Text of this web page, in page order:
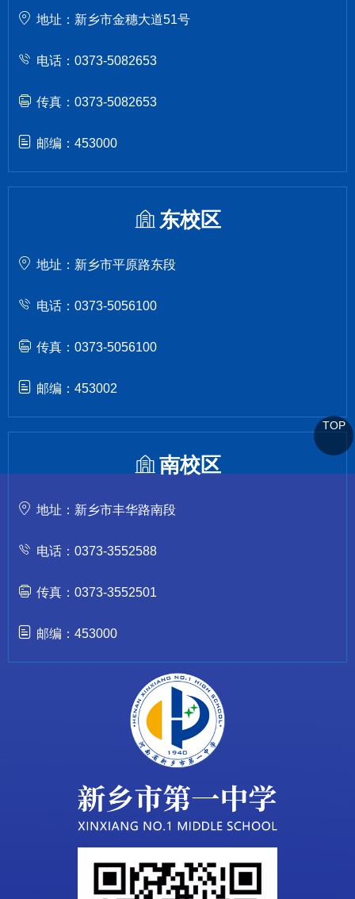
地址：新乡市金穗大道51号
电话：0373-5082653
传真：0373-5082653
邮编：453000
东校区
地址：新乡市平原路东段
电话：0373-5056100
传真：0373-5056100
邮编：453002
南校区
地址：新乡市丰华路南段
电话：0373-3552588
传真：0373-3552501
邮编：453000
TOP